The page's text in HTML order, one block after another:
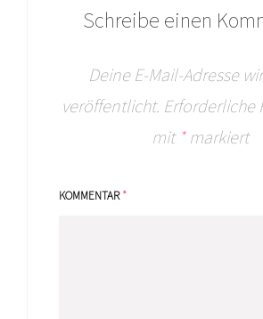
Schreibe einen
Deine E-Mail-Adresse
veröffentlicht. Erforderliche
mit *markiert
KOMMENTAR*